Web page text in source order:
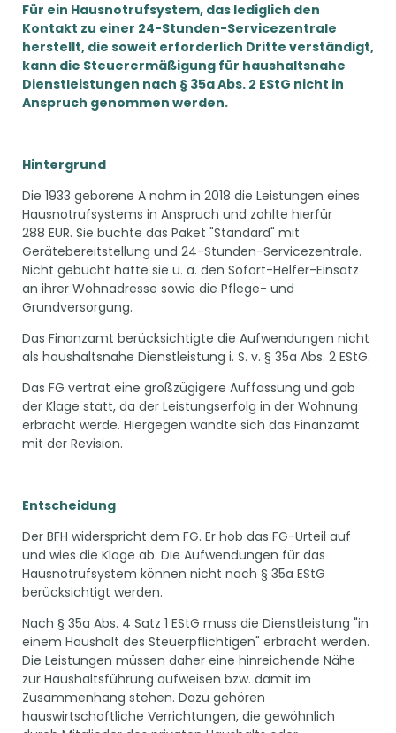
Für ein Hausnotrufsystem, das lediglich den
Kontakt zu einer 24-Stunden-Servicezentrale
herstellt, die soweit erforderlich Dritte verständigt,
kann die Steuerermäßigung für haushaltsnahe
Dienstleistungen nach § 35a Abs. 2 EStG nicht in
Anspruch genommen werden.
Hintergrund
Die 1933 geborene A nahm in 2018 die Leistungen eines
Hausnotrufsystems in Anspruch und zahlte hierfür
288 EUR. Sie buchte das Paket "Standard" mit
Gerätebereitstellung und 24-Stunden-Servicezentrale.
Nicht gebucht hatte sie u. a. den Sofort-Helfer-Einsatz
an ihrer Wohnadresse sowie die Pflege- und
Grundversorgung.
Das Finanzamt berücksichtigte die Aufwendungen nicht
als haushaltsnahe Dienstleistung i. S. v. § 35a Abs. 2 EStG.
Das FG vertrat eine großzügigere Auffassung und gab
der Klage statt, da der Leistungserfolg in der Wohnung
erbracht werde. Hiergegen wandte sich das Finanzamt
mit der Revision.
Entscheidung
Der BFH widerspricht dem FG. Er hob das FG-Urteil auf
und wies die Klage ab. Die Aufwendungen für das
Hausnotrufsystem können nicht nach § 35a EStG
berücksichtigt werden.
Nach § 35a Abs. 4 Satz 1 EStG muss die Dienstleistung "in
einem Haushalt des Steuerpflichtigen" erbracht werden.
Die Leistungen müssen daher eine hinreichende Nähe
zur Haushaltsführung aufweisen bzw. damit im
Zusammenhang stehen. Dazu gehören
hauswirtschaftliche Verrichtungen, die gewöhnlich